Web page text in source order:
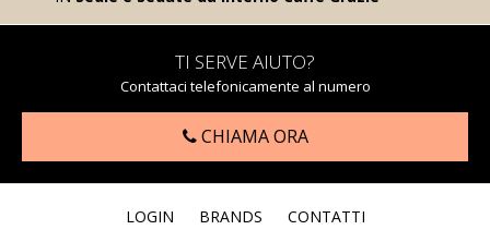
TI SERVE AIUTO?
Contattaci telefonicamente al numero
CHIAMA ORA
LOGIN BRANDS CONTATTI